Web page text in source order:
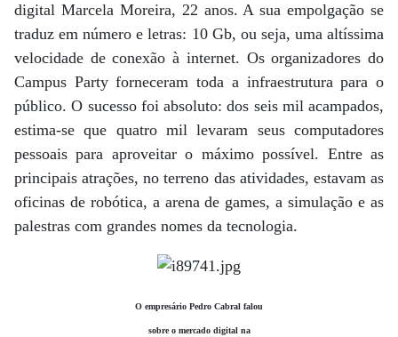
digital Marcela Moreira, 22 anos. A sua empolgação se
traduz em número e letras: 10 Gb, ou seja, uma altíssima
velocidade de conexão à internet. Os organizadores do
Campus Party forneceram toda a infraestrutura para o
público. O sucesso foi absoluto: dos seis mil acampados,
estima-se que quatro mil levaram seus computadores
pessoais para aproveitar o máximo possível. Entre as
principais atrações, no terreno das atividades, estavam as
oficinas de robótica, a arena de games, a simulação e as
palestras com grandes nomes da tecnologia.
O empresário Pedro Cabral falou
sobre o mercado digital na